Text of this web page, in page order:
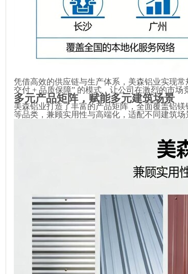
凭借高效的供应链与生产体系，美森铝业实现常
交付 + 品质保障” 的模式，让公司在激烈的市
多元产品矩阵，赋能多元建筑场景
美森铝业打造了丰富的产品矩阵，全面覆盖铝镁
等品类，兼顾实用性与高端化，适配不同建筑场